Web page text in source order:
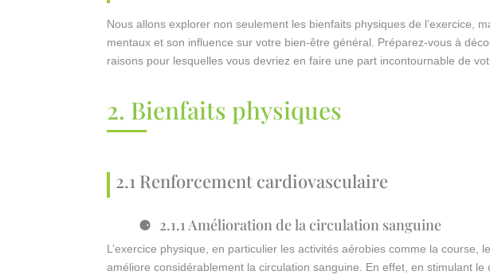
Nous allons explorer non seulement les bienfaits physiques de l’exercice,
mentaux et son influence sur votre bien-être général. Préparez-vous à
raisons pour lesquelles vous devriez en faire une part incontournable de
2. Bienfaits physiques
2.1 Renforcement cardiovasculaire
2.1.1 Amélioration de la circulation sanguine
L’exercice physique, en particulier les activités aérobies comme la course,
améliore considérablement la circulation sanguine. En effet, en stimulant